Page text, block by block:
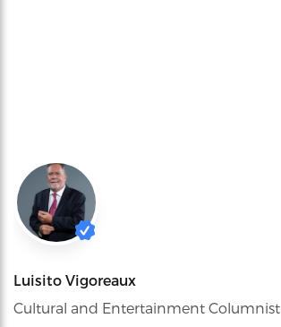
Luisito Vigoreaux
Cultural and Entertainment Columnist